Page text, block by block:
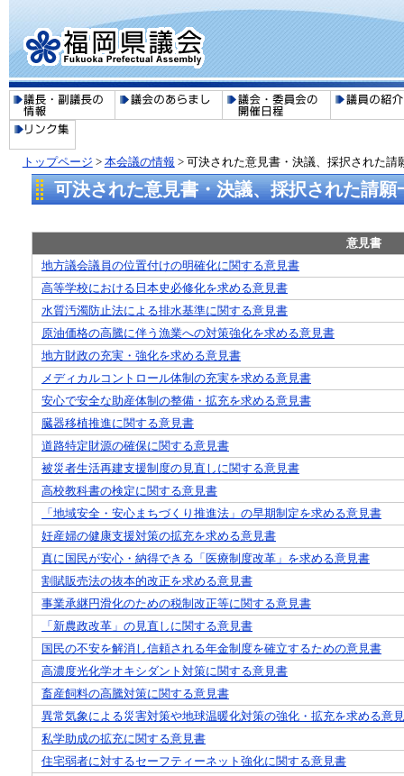
トップページ > 本会議の情報 > 可決された意見書・決議、採択された請
可決された意見書・決議、採択された請願
意見書
地方議会議員の位置付けの明確化に関する意見書
高等学校における日本史必修化を求める意見書
水質汚濁防止法による排水基準に関する意見書
原油価格の高騰に伴う漁業への対策強化を求める意見書
地方財政の充実・強化を求める意見書
メディカルコントロール体制の充実を求める意見書
安心で安全な助産体制の整備・拡充を求める意見書
臓器移植推進に関する意見書
道路特定財源の確保に関する意見書
被災者生活再建支援制度の見直しに関する意見書
高校教科書の検定に関する意見書
「地域安全・安心まちづくり推進法」の早期制定を求める意見書
妊産婦の健康支援対策の拡充を求める意見書
真に国民が安心・納得できる「医療制度改革」を求める意見書
割賦販売法の抜本的改正を求める意見書
事業承継円滑化のための税制改正等に関する意見書
「新農政改革」の見直しに関する意見書
国民の不安を解消し信頼される年金制度を確立するための意見書
高濃度光化学オキシダント対策に関する意見書
畜産飼料の高騰対策に関する意見書
異常気象による災害対策や地球温暖化対策の強化・拡充を求める意
私学助成の拡充に関する意見書
住宅弱者に対するセーフティーネット強化に関する意見書